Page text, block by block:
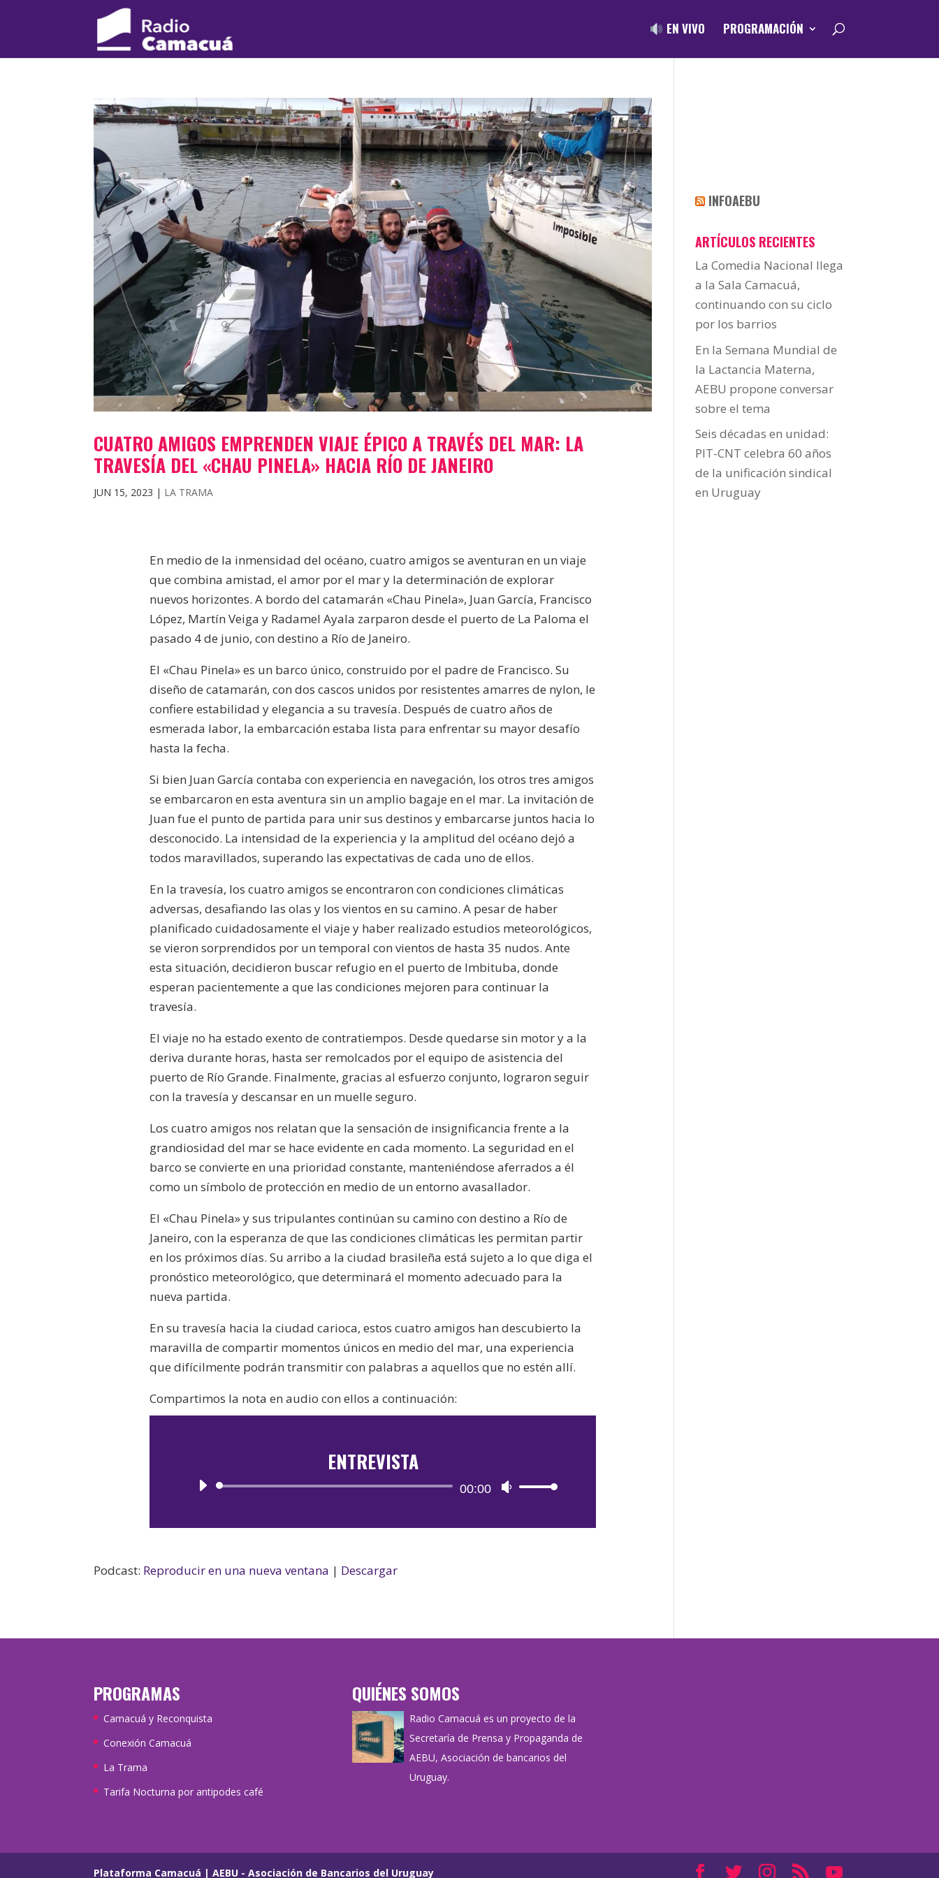
EN VIVO PROGRAMACIÓN
CUATRO AMIGOS EMPRENDEN VIAJE ÉPICO A TRAVÉS DEL MAR: LA
TRAVESÍA DEL «CHAU PINELA» HACIA RÍO DE JANEIRO
JUN 15, 2023 | LA TRAMA
En medio de la inmensidad del océano, cuatro amigos se aventuran en un viaje
que combina amistad, el amor por el mar y la determinación de explorar
nuevos horizontes. A bordo del catamarán «Chau Pinela», Juan García, Francisco
López, Martín Veiga y Radamel Ayala zarparon desde el puerto de La Paloma el
pasado 4 de junio, con destino a Río de Janeiro.
El «Chau Pinela» es un barco único, construido por el padre de Francisco. Su
diseño de catamarán, con dos cascos unidos por resistentes amarres de nylon, le
confiere estabilidad y elegancia a su travesía. Después de cuatro años de
esmerada labor, la embarcación estaba lista para enfrentar su mayor desafío
hasta la fecha.
Si bien Juan García contaba con experiencia en navegación, los otros tres amigos
se embarcaron en esta aventura sin un amplio bagaje en el mar. La invitación de
Juan fue el punto de partida para unir sus destinos y embarcarse juntos hacia lo
desconocido. La intensidad de la experiencia y la amplitud del océano dejó a
todos maravillados, superando las expectativas de cada uno de ellos.
En la travesía, los cuatro amigos se encontraron con condiciones climáticas
adversas, desafiando las olas y los vientos en su camino. A pesar de haber
planificado cuidadosamente el viaje y haber realizado estudios meteorológicos,
se vieron sorprendidos por un temporal con vientos de hasta 35 nudos. Ante
esta situación, decidieron buscar refugio en el puerto de Imbituba, donde
esperan pacientemente a que las condiciones mejoren para continuar la
travesía.
El viaje no ha estado exento de contratiempos. Desde quedarse sin motor y a la
deriva durante horas, hasta ser remolcados por el equipo de asistencia del
puerto de Río Grande. Finalmente, gracias al esfuerzo conjunto, lograron seguir
con la travesía y descansar en un muelle seguro.
Los cuatro amigos nos relatan que la sensación de insignificancia frente a la
grandiosidad del mar se hace evidente en cada momento. La seguridad en el
barco se convierte en una prioridad constante, manteniéndose aferrados a él
como un símbolo de protección en medio de un entorno avasallador.
El «Chau Pinela» y sus tripulantes continúan su camino con destino a Río de
Janeiro, con la esperanza de que las condiciones climáticas les permitan partir
en los próximos días. Su arribo a la ciudad brasileña está sujeto a lo que diga el
pronóstico meteorológico, que determinará el momento adecuado para la
nueva partida.
En su travesía hacia la ciudad carioca, estos cuatro amigos han descubierto la
maravilla de compartir momentos únicos en medio del mar, una experiencia
que difícilmente podrán transmitir con palabras a aquellos que no estén allí.
Compartimos la nota en audio con ellos a continuación:
ENTREVISTA
Reproductor
audio
00:00
Utiliza
teclas
Podcast: Reproducir en una nueva ventana | Descargar
INFOAEBU
ARTÍCULOS RECIENTES
La Comedia Nacional llega
a la Sala Camacuá,
continuando con su ciclo
por los barrios
En la Semana Mundial de
la Lactancia Materna,
AEBU propone conversar
sobre el tema
Seis décadas en unidad:
PIT-CNT celebra 60 años
de la unificación sindical
en Uruguay
PROGRAMAS
Camacuá y Reconquista
Conexión Camacuá
La Trama
Tarifa Nocturna por antipodes café
QUIÉNES SOMOS
Radio Camacuá es un proyecto de la
Secretaría de Prensa y Propaganda de
AEBU, Asociación de bancarios del
Uruguay.
Plataforma Camacuá |AEBU - Asociación de Bancarios del Uruguay